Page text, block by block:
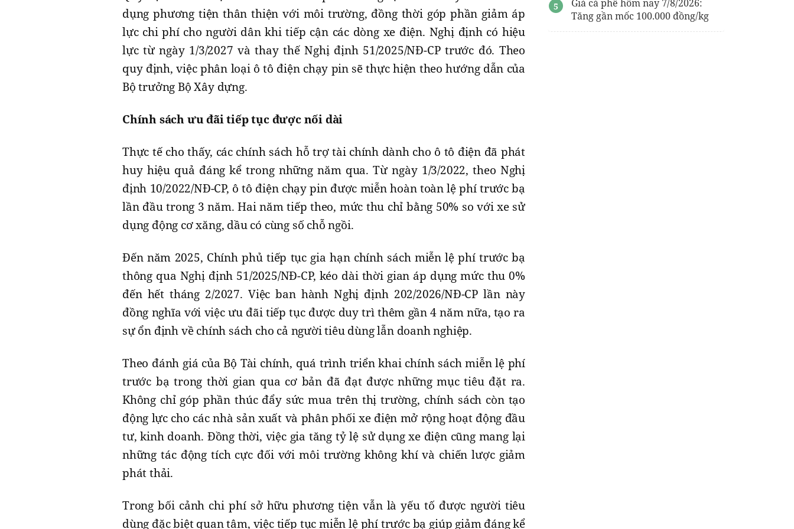
dụng phương tiện thân thiện với môi trường, đồng thời góp phần giảm áp
lực chi phí cho người dân khi tiếp cận các dòng xe điện. Nghị định có hiệu
lực từ ngày 1/3/2027 và thay thế Nghị định 51/2025/NĐ-CP trước đó. Theo
quy định, việc phân loại ô tô điện chạy pin sẽ thực hiện theo hướng dẫn của
Bộ trưởng Bộ Xây dựng.
Chính sách ưu đãi tiếp tục được nối dài
Thực tế cho thấy, các chính sách hỗ trợ tài chính dành cho ô tô điện đã phát
huy hiệu quả đáng kể trong những năm qua. Từ ngày 1/3/2022, theo Nghị
định 10/2022/NĐ-CP, ô tô điện chạy pin được miễn hoàn toàn lệ phí trước bạ
lần đầu trong 3 năm. Hai năm tiếp theo, mức thu chỉ bằng 50% so với xe sử
dụng động cơ xăng, dầu có cùng số chỗ ngồi.
Đến năm 2025, Chính phủ tiếp tục gia hạn chính sách miễn lệ phí trước bạ
thông qua Nghị định 51/2025/NĐ-CP, kéo dài thời gian áp dụng mức thu 0%
đến hết tháng 2/2027. Việc ban hành Nghị định 202/2026/NĐ-CP lần này
đồng nghĩa với việc ưu đãi tiếp tục được duy trì thêm gần 4 năm nữa, tạo ra
sự ổn định về chính sách cho cả người tiêu dùng lẫn doanh nghiệp.
Theo đánh giá của Bộ Tài chính, quá trình triển khai chính sách miễn lệ phí
trước bạ trong thời gian qua cơ bản đã đạt được những mục tiêu đặt ra.
Không chỉ góp phần thúc đẩy sức mua trên thị trường, chính sách còn tạo
động lực cho các nhà sản xuất và phân phối xe điện mở rộng hoạt động đầu
tư, kinh doanh. Đồng thời, việc gia tăng tỷ lệ sử dụng xe điện cũng mang lại
những tác động tích cực đối với môi trường không khí và chiến lược giảm
phát thải.
Trong bối cảnh chi phí sở hữu phương tiện vẫn là yếu tố được người tiêu
dùng đặc biệt quan tâm, việc tiếp tục miễn lệ phí trước bạ giúp giảm đáng kể
Giá cà phê hôm nay 7/8/2026:
Tăng gần mốc 100.000 đồng/kg